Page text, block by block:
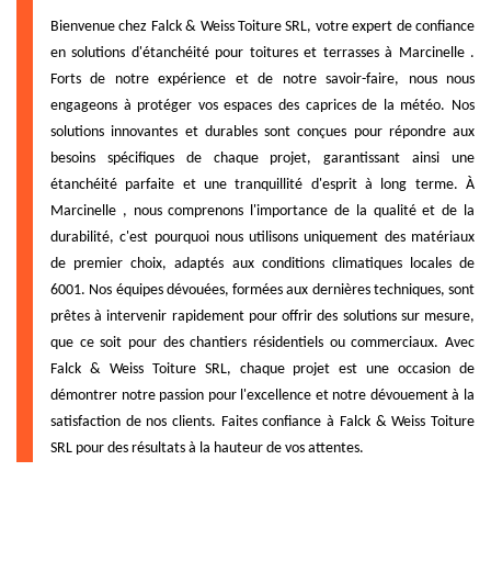
Bienvenue chez Falck & Weiss Toiture SRL, votre expert de confiance
en solutions d'étanchéité pour toitures et terrasses à Marcinelle .
Forts de notre expérience et de notre savoir-faire, nous nous
engageons à protéger vos espaces des caprices de la météo. Nos
solutions innovantes et durables sont conçues pour répondre aux
besoins spécifiques de chaque projet, garantissant ainsi une
étanchéité parfaite et une tranquillité d'esprit à long terme. À
Marcinelle , nous comprenons l'importance de la qualité et de la
durabilité, c'est pourquoi nous utilisons uniquement des matériaux
de premier choix, adaptés aux conditions climatiques locales de
6001. Nos équipes dévouées, formées aux dernières techniques, sont
prêtes à intervenir rapidement pour offrir des solutions sur mesure,
que ce soit pour des chantiers résidentiels ou commerciaux. Avec
Falck & Weiss Toiture SRL, chaque projet est une occasion de
démontrer notre passion pour l'excellence et notre dévouement à la
satisfaction de nos clients. Faites confiance à Falck & Weiss Toiture
SRL pour des résultats à la hauteur de vos attentes.